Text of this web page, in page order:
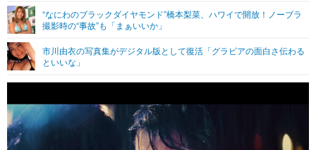
グラビア
ショッピング その他
その他
プッシュ通知の停止方法
“なにわのブラックダイヤモンド”橋本梨菜、ハワイで開放！ノーブラ
撮影時の“事故”も「まぁいいか」
市川由衣の写真集がデジタル版として復活「グラビアの面白さ伝わる
といいな」